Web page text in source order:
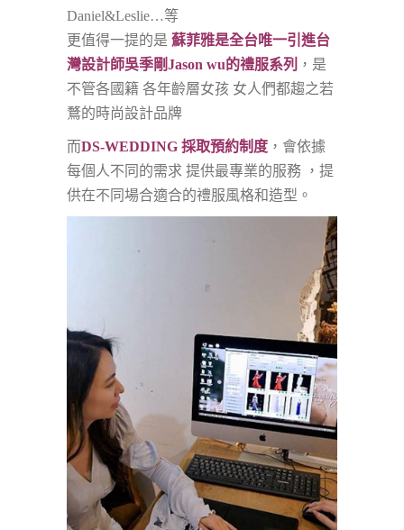
Daniel&Leslie…等
更值得一提的是 蘇菲雅是全台唯一引進台
灣設計師吳季剛Jason wu的禮服系列 ，是
不管各國籍 各年齡層女孩 女人們都趨之若
鶩的時尚設計品牌
而DS-WEDDING 採取預約制度 ，會依據
每個人不同的需求 提供最專業的服務 ，提
供在不同場合適合的禮服風格和造型。